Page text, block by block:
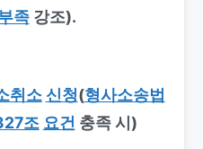
족강조).
취소 신청(형사소송법
조 요건 충족 시)